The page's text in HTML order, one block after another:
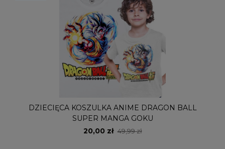
DZIECIĘCA KOSZULKA ANIME DRAGON BALL
SUPER MANGA GOKU
20,00 zł 49,99 zł